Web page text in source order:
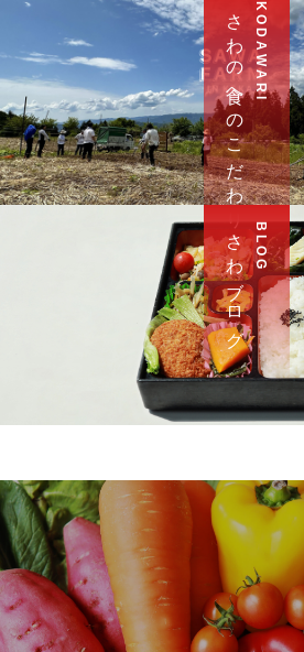
K O D A W A R I
さ わ の 食 へ の こ だ わ り
B L O G
さ わ ブ ロ グ